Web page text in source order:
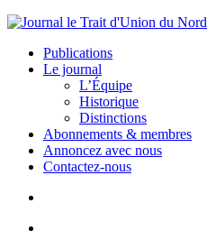
Publications
Le journal
L’Équipe
Historique
Distinctions
Abonnements & membres
Annoncez avec nous
Contactez-nous